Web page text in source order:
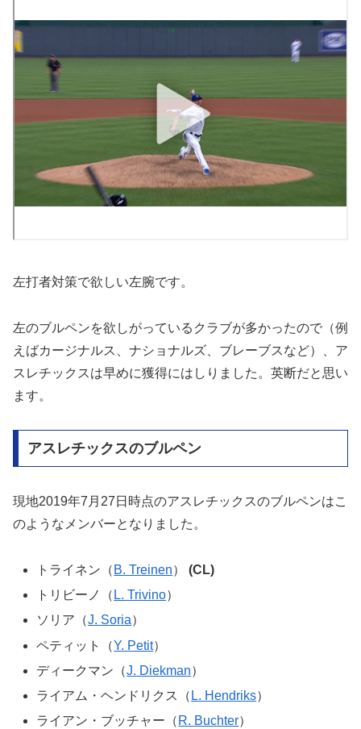
左打者対策で欲しい左腕です。
左のブルペンを欲しがっているクラブが多かったので（例
えばカージナルス、ナショナルズ、ブレーブスなど）、ア
スレチックスは早めに獲得にはしりました。英断だと思い
ます。
アスレチックスのブルペン
現地2019年7月27日時点のアスレチックスのブルペンはこ
のようなメンバーとなりました。
トライネン（ B. Treinen）
(CL)
トリビーノ（ L. Trivino）
ソリア（J. Soria）
ペティット（Y. Petit）
ディークマン（J. Diekman）
ライアム・ヘンドリクス（ L. Hendriks）
ライアン・ブッチャー（ R. Buchter）